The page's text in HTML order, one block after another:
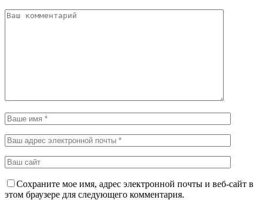
Сохраните мое имя, адрес электронной почты и веб-сайт в
этом браузере для следующего комментария.